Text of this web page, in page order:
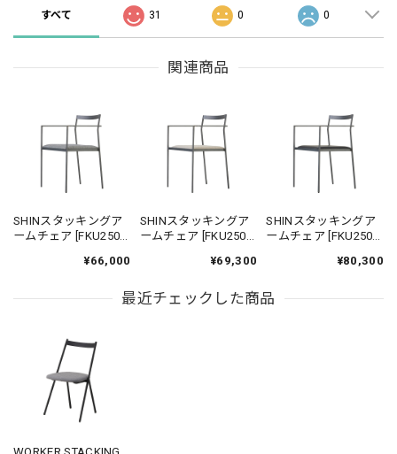
すべて 31 0 0
関連商品
SHINスタッキングア
ームチェア [FKU2500
ェア スタッキングチ
鉄家具 国産家具
¥66,000
SHINスタッキングア
ームチェア [FKU2500
ダイニングチェア ス
イアンチェア 鉄家具
¥69,300
SHINスタッキングア
ームチェア [FKU2500
ダイニングチェア ス
イアンチェア 鉄家具
¥80,300
最近チェックした商品